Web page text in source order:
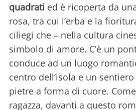
quadrati ed è ricoperta da
rosa, tra cui l’erba e la
ciliegi che – nella cultura
simbolo di amore. C’è un
conduce ad un luogo
centro dell’isola e un
pietre a forma di cuore.
ragazza, davanti a questo